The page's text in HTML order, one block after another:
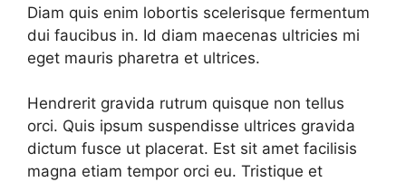
Diam quis enim lobortis scelerisque fermentum
dui faucibus in. Id diam maecenas ultricies mi
eget mauris pharetra et ultrices.
Hendrerit gravida rutrum quisque non tellus
orci. Quis ipsum suspendisse ultrices gravida
dictum fusce ut placerat. Est sit amet facilisis
magna etiam tempor orci eu. Tristique et